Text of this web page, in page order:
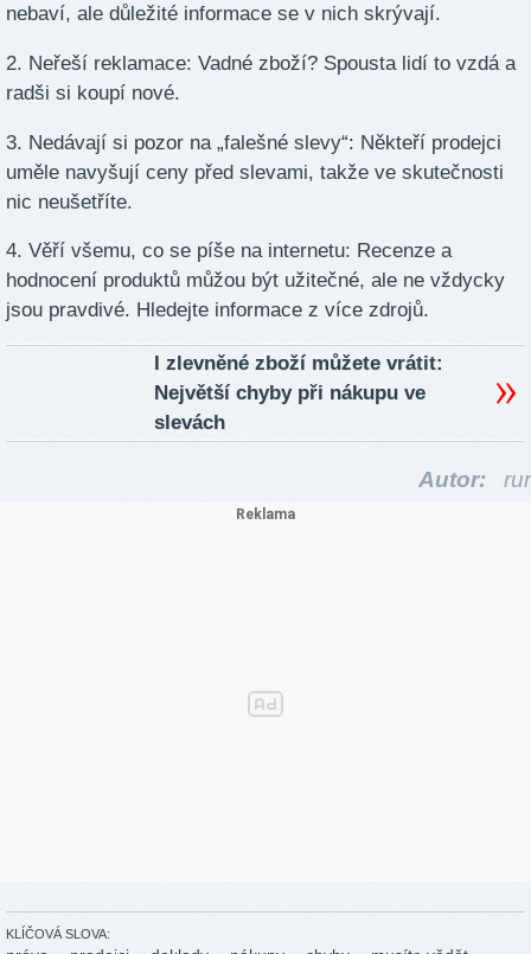
nebaví, ale důležité informace se v nich skrývají.
2. Neřeší reklamace: Vadné zboží? Spousta lidí to vzdá a
radši si koupí nové.
3. Nedávají si pozor na „falešné slevy“: Někteří prodejci
uměle navyšují ceny před slevami, takže ve skutečnosti
nic neušetříte.
4. Věří všemu, co se píše na internetu: Recenze a
hodnocení produktů můžou být užitečné, ale ne vždycky
jsou pravdivé. Hledejte informace z více zdrojů.
I zlevněné zboží můžete vrátit:
Největší chyby při nákupu ve
slevách
Autor: rur
KLÍČOVÁ SLOVA: